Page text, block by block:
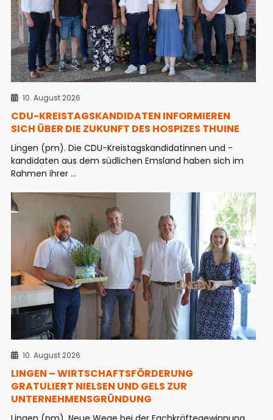
10. August 2026
CDU-KREISTAGSKANDIDATEN INFORMIEREN
SICH ÜBER DIE ZUKUNFT DES HOSPIZES THUINE
Lingen (pm). Die CDU-Kreistagskandidatinnen und -
kandidaten aus dem südlichen Emsland haben sich im
Rahmen ihrer ...
10. August 2026
LINGEN – WIRTSCHAFTSFÖRDERUNG
GRATULIERT NIELSEN UND GELS ZUR
UNTERNEHMENSGRÜNDUNG